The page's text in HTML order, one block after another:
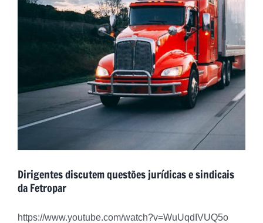
Dirigentes discutem questões jurídicas e sindicais
da Fetropar
https://www.youtube.com/watch?v=WuUqdIVUQ5o